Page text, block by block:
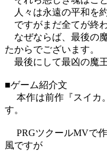
人々は永遠の平和を
ですがまだ全てが終
なぜならば、最後の
たからでございます。
最後にして最凶の魔
■ゲーム紹介文
本作は前作『スイカ
す。
PRGツクールMVで作
風ですが